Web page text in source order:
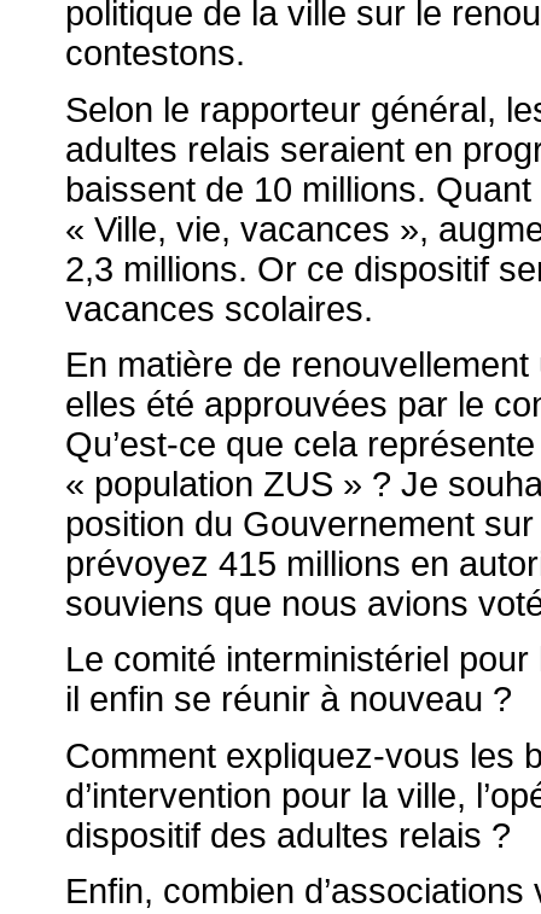
politique de la ville sur le
contestons.
Selon le rapporteur général,
adultes relais seraient en
baissent de 10 millions.
« Ville, vie, vacances »,
2,3 millions. Or ce dispositif
vacances scolaires.
En matière de
elles été approuvées par le
Qu’est-ce que cela
« population ZUS » ? Je
position du Gouvernement sur
prévoyez 415 millions en
souviens que nous avions
Le comité interministériel
il enfin se réunir à nouveau ?
Comment expliquez-vous les
d’intervention pour la ville,
dispositif des adultes relais ?
Enfin, combien